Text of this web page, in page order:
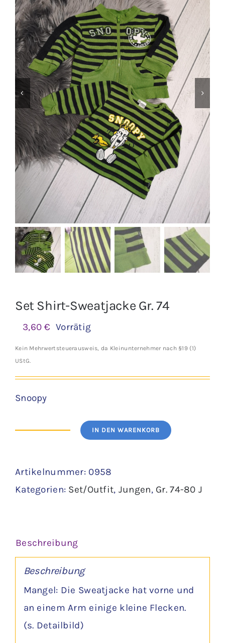
Jungen
Mädchen
Accesoires
Schuhe / Socken
Spielzeug
Babyausstattung
Krims Krams
Set Shirt-Sweatjacke Gr. 74
3,60€ Vorrätig
Kein Mehrwertsteuerausweis, da Kleinunternehmer nach §19 (1)
UStG.
Snoopy
Sweatjacke
Gr.
IN DEN WARENKORB
Artikelnummer: 0958
Kategorien: Set/Outfit, Jungen, Gr. 74-80 J
Beschreibung
Beschreibung
Mangel: Die Sweatjacke hat vorne und
an einem Arm einige kleine Flecken.
(s. Detailbild)